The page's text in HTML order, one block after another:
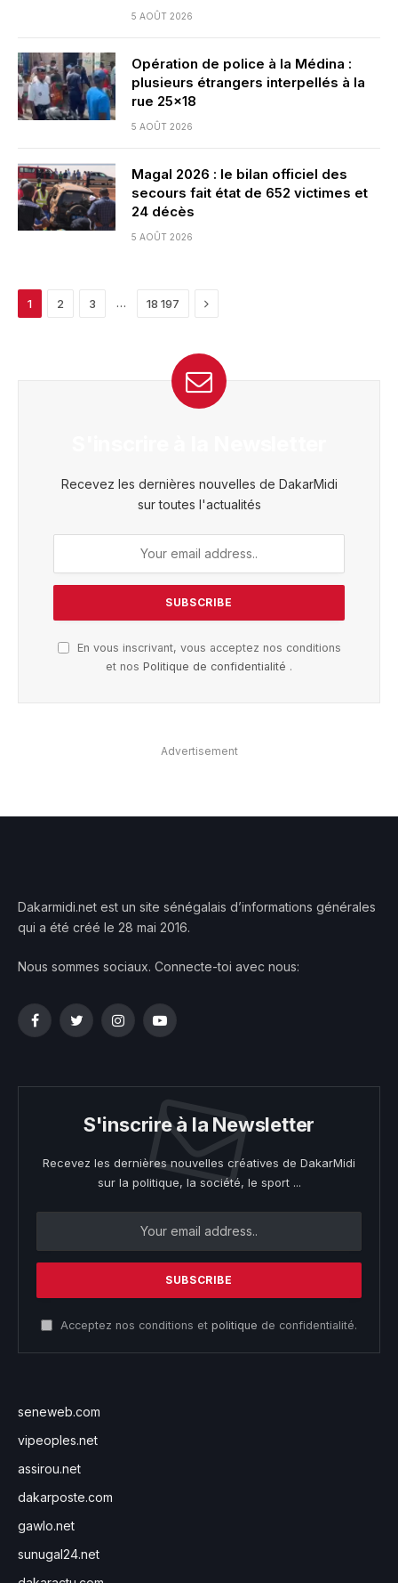
5 AOÛT 2026
Opération de police à la Médina :
plusieurs étrangers interpellés à la
rue 25×18
5 AOÛT 2026
Magal 2026 : le bilan officiel des
secours fait état de 652 victimes et
24 décès
5 AOÛT 2026
1 2 3 … 18 197 Next
Recevez les dernières nouvelles de DakarMidi
sur toutes l'actualités
En vous inscrivant, vous acceptez nos conditions
et nos Politique de confidentialité .
Advertisement
Dakarmidi.net est un site sénégalais d’informations générales
qui a été créé le 28 mai 2016.
Nous sommes sociaux. Connecte-toi avec nous:
FacebookTwitterInstagramYouTube
S'inscrire à la Newsletter
Recevez les dernières nouvelles créatives de DakarMidi
sur la politique, la société, le sport ...
Acceptez nos conditions et politique de confidentialité.
seneweb.com
vipeoples.net
assirou.net
dakarposte.com
gawlo.net
sunugal24.net